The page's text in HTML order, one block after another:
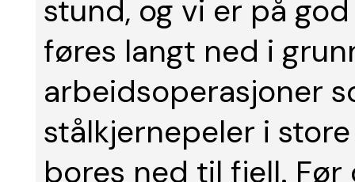
stund, og vi er på
føres langt ned i
arbeidsoperasjoner
stålkjernepeler i
bores ned til fjell.